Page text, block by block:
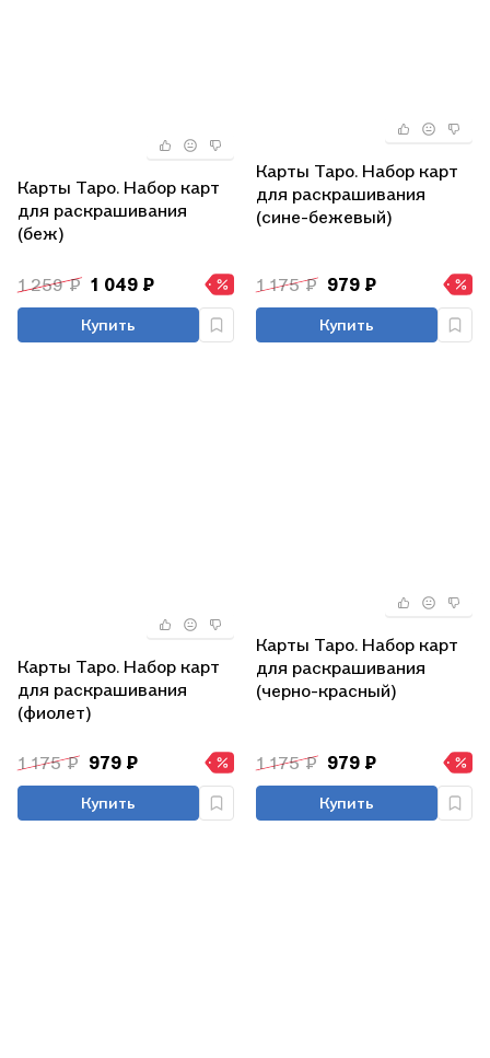
Карты Таро. Набор карт
для раскрашивания
(беж)
1 259 ₽ 1 049 ₽
Купить
Карты Таро. Набор карт
для раскрашивания
(сине-бежевый)
1 175 ₽ 979 ₽
Купить
Карты Таро. Набор карт
для раскрашивания
(фиолет)
1 175 ₽ 979 ₽
Купить
Карты Таро. Набор карт
для раскрашивания
(черно-красный)
1 175 ₽ 979 ₽
Купить